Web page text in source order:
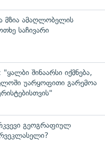
მზია ამაღლობელის
საჩივარი
შინაარსი იქმნება,
უარყოფითი გარემოა
გეოგრაფიულ